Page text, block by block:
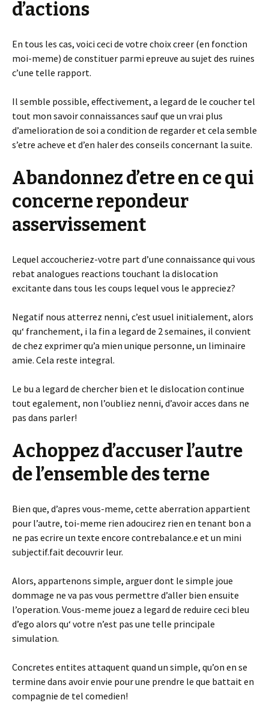
d’actions
En tous les cas, voici ceci de votre choix creer (en fonction
moi-meme) de constituer parmi epreuve au sujet des ruines
c’une telle rapport.
Il semble possible, effectivement, a legard de le coucher tel
tout mon savoir connaissances sauf que un vrai plus
d’amelioration de soi a condition de regarder et cela semble
s’etre acheve et d’en haler des conseils concernant la suite.
Abandonnez d’etre en ce qui
concerne repondeur
asservissement
Lequel accoucheriez-votre part d’une connaissance qui vous
rebat analogues reactions touchant la dislocation
excitante dans tous les coups lequel vous le appreciez?
Negatif nous atterrez nenni, c’est usuel initialement, alors
qu‘ franchement, i la fin a legard de 2 semaines, il convient
de chez exprimer qu’a mien unique personne, un liminaire
amie. Cela reste integral.
Le bu a legard de chercher bien et le dislocation continue
tout egalement, non l’oubliez nenni, d’avoir acces dans ne
pas dans parler!
Achoppez d’accuser l’autre
de l’ensemble des terne
Bien que, d’apres vous-meme, cette aberration appartient
pour l’autre, toi-meme rien adoucirez rien en tenant bon a
ne pas ecrire un texte encore contrebalance.e et un mini
subjectif.fait decouvrir leur.
Alors, appartenons simple, arguer dont le simple joue
dommage ne va pas vous permettre d’aller bien ensuite
l’operation. Vous-meme jouez a legard de reduire ceci bleu
d’ego alors qu‘ votre n’est pas une telle principale
simulation.
Concretes entites attaquent quand un simple, qu’on en se
termine dans avoir envie pour une prendre le que battait en
compagnie de tel comedien!